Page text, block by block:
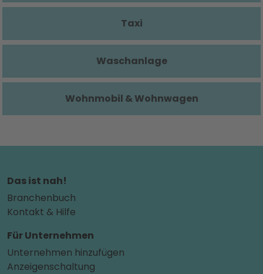
Taxi
Waschanlage
Wohnmobil & Wohnwagen
Das ist nah!
Branchenbuch
Kontakt & Hilfe
Für Unternehmen
Unternehmen hinzufügen
Anzeigenschaltung